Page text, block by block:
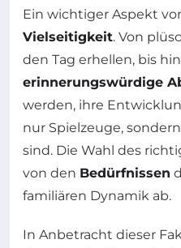
Ein wichtiger Aspekt
Vielseitigkeit. Von
den Tag erhellen, bis
erinnerungswürdige
werden, ihre
nur Spielzeuge, sondern
sind. Die Wahl des
von den Bedürfnissen
familiären Dynamik ab.
In Anbetracht dieser